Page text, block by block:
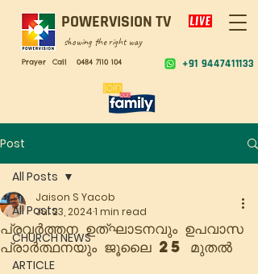
POWERVISION TV
showing the right way
+91 9447411133
Prayer Call 0484 7110 104
Post
All Posts
CHURCH NEWS
ARTICLE
All Posts
പ്രവർത്തന ഉത്ഘാടനവും ഉപവാസ
പ്രാർത്ഥനയും ജൂലൈ 25 മുതൽ
Jaison S Yacob
Jul 23, 20241 min read